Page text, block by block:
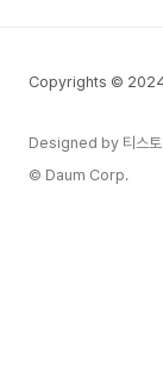
확정..Copyrights © 2024
Designed by 티스토
© Daum Corp.